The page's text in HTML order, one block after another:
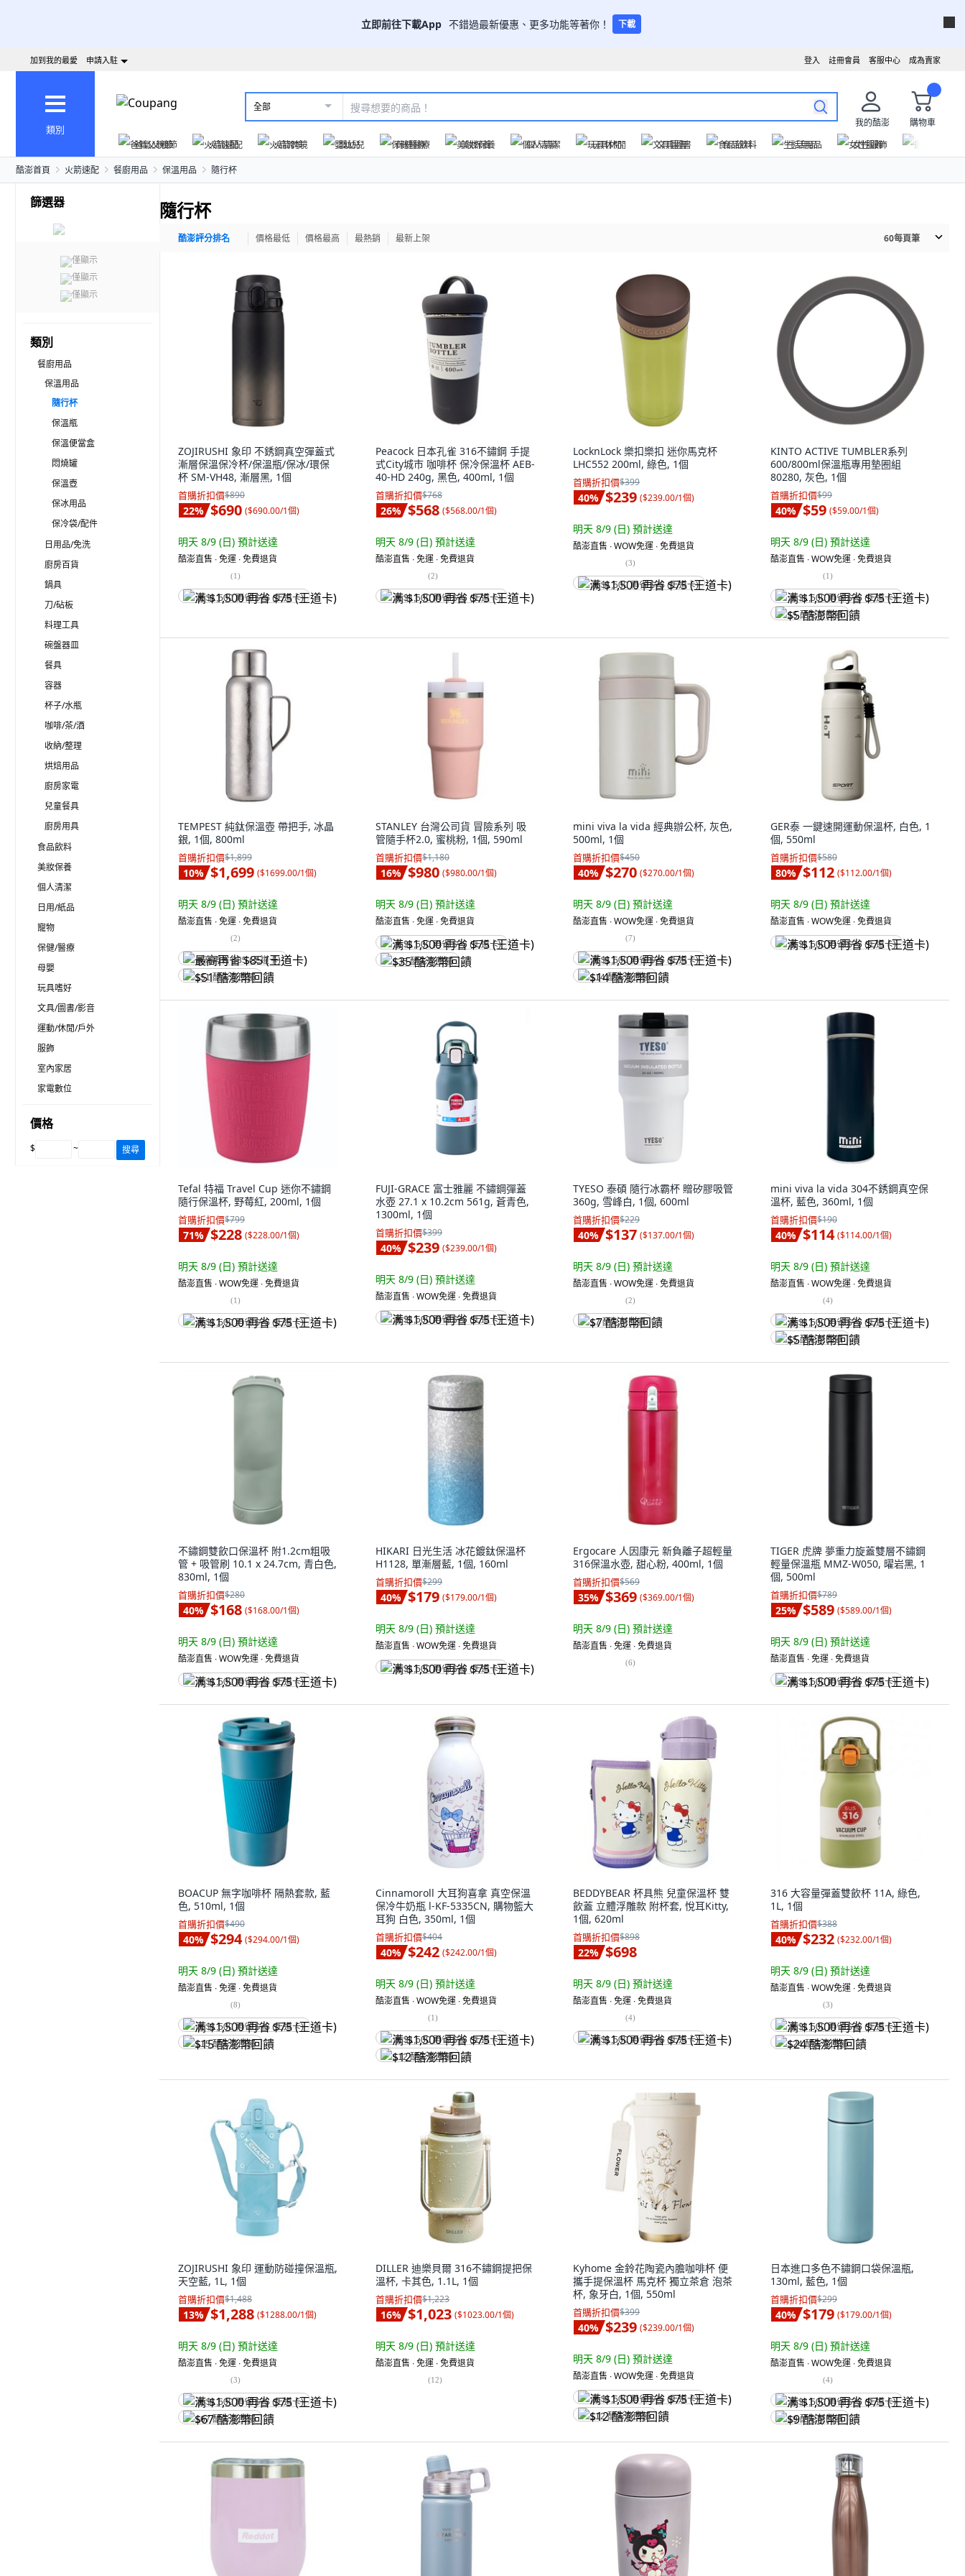
立即前往下載App 不錯過最新優惠、更多功能等著你！ 下載
成為賣家
客服中心
註冊會員
登入
加到我的最愛 申請入駐
類別
全部
我的酷澎
購物車
爸氣父親節
火箭速配 火箭跨境 嬰幼兒 保健醫療 美妝保養 個人清潔 玩具休閒 文具圖書 食品飲料 生活用品 女性服飾
酷澎首頁 火箭速配 餐廚用品 保溫用品 隨行杯
篩選器
僅顯示
僅顯示
僅顯示
類別
餐廚用品
保溫用品
隨行杯
保溫瓶
保溫便當盒
悶燒罐
保溫壺
保冰用品
保冷袋/配件
日用品/免洗
廚房百貨
鍋具
刀/砧板
料理工具
碗盤器皿
餐具
容器
杯子/水瓶
咖啡/茶/酒
收納/整理
烘焙用品
廚房家電
兒童餐具
廚房用具
食品飲料
美妝保養
個人清潔
日用/紙品
寵物
保健/醫療
母嬰
玩具嗜好
文具/圖書/影音
運動/休閒/戶外
服飾
室內家居
家電數位
價格
$ ~ 搜尋
隨行杯
酷澎評分排名 價格最低 價格最高 最熱銷 最新上架 60每頁筆
ZOJIRUSHI 象印 不銹鋼真空彈蓋式
漸層保溫保冷杯/保溫瓶/保冰/環保
杯 SM-VH48, 漸層黑, 1個
首購折扣價$890
22% $690 ($690.00/1個)
明天 8/9 (日) 預計送達
酷澎直售 ∙ 免運 ∙ 免費退貨
(1)
满 $1,500 再省 $75 (王道卡)
Peacock 日本孔雀 316不鏽鋼 手提
式City城市 咖啡杯 保冷保溫杯 AEB-
40-HD 240g, 黑色, 400ml, 1個
首購折扣價$768
26% $568 ($568.00/1個)
明天 8/9 (日) 預計送達
酷澎直售 ∙ 免運 ∙ 免費退貨
(2)
满 $1,500 再省 $75 (王道卡)
LocknLock 樂扣樂扣 迷你馬克杯
LHC552 200ml, 綠色, 1個
首購折扣價$399
40% $239 ($239.00/1個)
明天 8/9 (日) 預計送達
酷澎直售 ∙ WOW免運 ∙ 免費退貨
(3)
满 $1,500 再省 $75 (王道卡)
KINTO ACTIVE TUMBLER系列
600/800ml保溫瓶專用墊圈組
80280, 灰色, 1個
首購折扣價$99
40% $59 ($59.00/1個)
明天 8/9 (日) 預計送達
酷澎直售 ∙ WOW免運 ∙ 免費退貨
(1)
满 $1,500 再省 $75 (王道卡)
$5 酷澎幣回饋
TEMPEST 純鈦保溫壺 帶把手, 冰晶
銀, 1個, 800ml
首購折扣價$1,899
10% $1,699 ($1699.00/1個)
明天 8/9 (日) 預計送達
酷澎直售 ∙ 免運 ∙ 免費退貨
(2)
最高再省 $85 (王道卡)
$51 酷澎幣回饋
STANLEY 台灣公司貨 冒險系列 吸
管隨手杯2.0, 蜜桃粉, 1個, 590ml
首購折扣價$1,180
16% $980 ($980.00/1個)
明天 8/9 (日) 預計送達
酷澎直售 ∙ 免運 ∙ 免費退貨
满 $1,500 再省 $75 (王道卡)
$35 酷澎幣回饋
mini viva la vida 經典辦公杯, 灰色,
500ml, 1個
首購折扣價$450
40% $270 ($270.00/1個)
明天 8/9 (日) 預計送達
酷澎直售 ∙ WOW免運 ∙ 免費退貨
(7)
满 $1,500 再省 $75 (王道卡)
$14 酷澎幣回饋
GER泰 一鍵速開運動保溫杯, 白色, 1
個, 550ml
首購折扣價$580
80% $112 ($112.00/1個)
明天 8/9 (日) 預計送達
酷澎直售 ∙ WOW免運 ∙ 免費退貨
满 $1,500 再省 $75 (王道卡)
Tefal 特福 Travel Cup 迷你不鏽鋼
隨行保溫杯, 野莓紅, 200ml, 1個
首購折扣價$799
71% $228 ($228.00/1個)
明天 8/9 (日) 預計送達
酷澎直售 ∙ WOW免運 ∙ 免費退貨
(1)
满 $1,500 再省 $75 (王道卡)
FUJI-GRACE 富士雅麗 不鏽鋼彈蓋
水壺 27.1 x 10.2cm 561g, 蒼青色,
1300ml, 1個
首購折扣價$399
40% $239 ($239.00/1個)
明天 8/9 (日) 預計送達
酷澎直售 ∙ WOW免運 ∙ 免費退貨
满 $1,500 再省 $75 (王道卡)
TYESO 泰碩 隨行冰霸杯 贈矽膠吸管
360g, 雪峰白, 1個, 600ml
首購折扣價$229
40% $137 ($137.00/1個)
明天 8/9 (日) 預計送達
酷澎直售 ∙ WOW免運 ∙ 免費退貨
(2)
$7 酷澎幣回饋
mini viva la vida 304不銹鋼真空保
溫杯, 藍色, 360ml, 1個
首購折扣價$190
40% $114 ($114.00/1個)
明天 8/9 (日) 預計送達
酷澎直售 ∙ WOW免運 ∙ 免費退貨
(4)
满 $1,500 再省 $75 (王道卡)
$5 酷澎幣回饋
不鏽鋼雙飲口保溫杯 附1.2cm粗吸
管 + 吸管刷 10.1 x 24.7cm, 青白色,
830ml, 1個
首購折扣價$280
40% $168 ($168.00/1個)
明天 8/9 (日) 預計送達
酷澎直售 ∙ WOW免運 ∙ 免費退貨
满 $1,500 再省 $75 (王道卡)
HIKARI 日光生活 冰花鍍鈦保溫杯
H1128, 單漸層藍, 1個, 160ml
首購折扣價$299
40% $179 ($179.00/1個)
明天 8/9 (日) 預計送達
酷澎直售 ∙ WOW免運 ∙ 免費退貨
满 $1,500 再省 $75 (王道卡)
Ergocare 人因康元 新負離子超輕量
316保溫水壺, 甜心粉, 400ml, 1個
首購折扣價$569
35% $369 ($369.00/1個)
明天 8/9 (日) 預計送達
酷澎直售 ∙ 免運 ∙ 免費退貨
(6)
TIGER 虎牌 夢重力旋蓋雙層不鏽鋼
輕量保溫瓶 MMZ-W050, 曜岩黑, 1
個, 500ml
首購折扣價$789
25% $589 ($589.00/1個)
明天 8/9 (日) 預計送達
酷澎直售 ∙ 免運 ∙ 免費退貨
满 $1,500 再省 $75 (王道卡)
BOACUP 無字咖啡杯 隔熱套款, 藍
色, 510ml, 1個
首購折扣價$490
40% $294 ($294.00/1個)
明天 8/9 (日) 預計送達
酷澎直售 ∙ 免運 ∙ 免費退貨
(8)
满 $1,500 再省 $75 (王道卡)
$15 酷澎幣回饋
Cinnamoroll 大耳狗喜拿 真空保溫
保冷牛奶瓶 l-KF-5335CN, 購物籃大
耳狗 白色, 350ml, 1個
首購折扣價$404
40% $242 ($242.00/1個)
明天 8/9 (日) 預計送達
酷澎直售 ∙ WOW免運 ∙ 免費退貨
(1)
满 $1,500 再省 $75 (王道卡)
$12 酷澎幣回饋
BEDDYBEAR 杯具熊 兒童保溫杯 雙
飲蓋 立體浮雕款 附杯套, 悅耳Kitty,
1個, 620ml
首購折扣價$898
22% $698
明天 8/9 (日) 預計送達
酷澎直售 ∙ 免運 ∙ 免費退貨
(4)
满 $1,500 再省 $75 (王道卡)
316 大容量彈蓋雙飲杯 11A, 綠色,
1L, 1個
首購折扣價$388
40% $232 ($232.00/1個)
明天 8/9 (日) 預計送達
酷澎直售 ∙ WOW免運 ∙ 免費退貨
(3)
满 $1,500 再省 $75 (王道卡)
$24 酷澎幣回饋
ZOJIRUSHI 象印 運動防碰撞保溫瓶,
天空藍, 1L, 1個
首購折扣價$1,488
13% $1,288 ($1288.00/1個)
明天 8/9 (日) 預計送達
酷澎直售 ∙ 免運 ∙ 免費退貨
(3)
满 $1,500 再省 $75 (王道卡)
$67 酷澎幣回饋
DILLER 迪樂貝爾 316不鏽鋼提把保
溫杯, 卡其色, 1.1L, 1個
首購折扣價$1,223
16% $1,023 ($1023.00/1個)
明天 8/9 (日) 預計送達
酷澎直售 ∙ 免運 ∙ 免費退貨
(12)
Kyhome 金鈴花陶瓷內膽咖啡杯 便
攜手提保溫杯 馬克杯 獨立茶倉 泡茶
杯, 象牙白, 1個, 550ml
首購折扣價$399
40% $239 ($239.00/1個)
明天 8/9 (日) 預計送達
酷澎直售 ∙ WOW免運 ∙ 免費退貨
满 $1,500 再省 $75 (王道卡)
$12 酷澎幣回饋
日本進口多色不鏽鋼口袋保溫瓶,
130ml, 藍色, 1個
首購折扣價$299
40% $179 ($179.00/1個)
明天 8/9 (日) 預計送達
酷澎直售 ∙ WOW免運 ∙ 免費退貨
(4)
满 $1,500 再省 $75 (王道卡)
$9 酷澎幣回饋